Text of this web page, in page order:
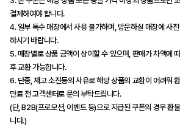
결제하여야 합니다.
4. 일부 특수 매장에서 사용 불가하며, 방문하실 매장에 사
하시기 바랍니다.
5. 매장별로 상품 금액이 상이할 수 있으며, 판매가 차액에
후 교환 가능합니다.
6. 단종, 재고 소진등의 사유로 해당 상품의 교환이 어려워
만료 전 고객센터로 문의 부탁드립니다.
(단, B2B(프로모션, 이벤트 등)으로 지급된 쿠폰의 경우 환
니다.)